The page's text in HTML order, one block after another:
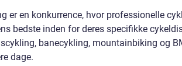
er en konkurrence, hvor professionelle
bedste inden for deres specifikke
banecykling, mountainbiking og
dage.